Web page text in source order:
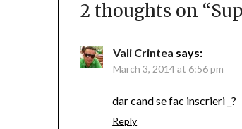
2 thoughts on “
Vali Crintea says:
March 3, 2014 at 6:56 pm
dar cand se fac inscrieri _?
Reply